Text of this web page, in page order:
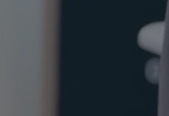
더 보기